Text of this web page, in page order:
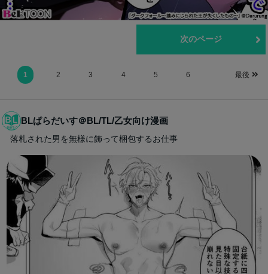
次のページ
1 2 3 4 5 6 最後
BLぱらだいす＠BL/TL/乙女向け漫画
落札された男を無様に飾って梱包するお仕事